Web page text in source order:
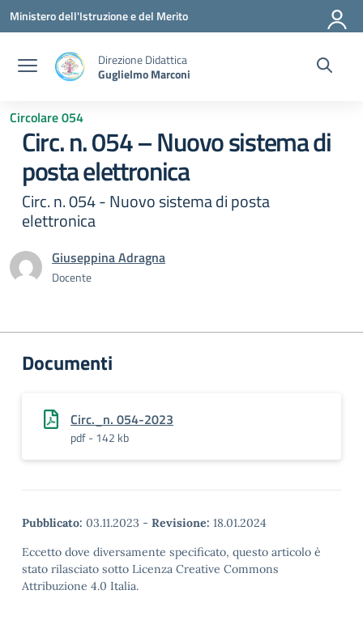
Vai ai contenuti
Vai al menu di navigazione
Vai al footer
Ministero dell'Istruzione e del Merito
Direzione Didattica
Guglielmo Marconi
Circolare 054
Circ. n. 054 – Nuovo sistema di
posta elettronica
Circ. n. 054 - Nuovo sistema di posta
elettronica
Giuseppina Adragna
Docente
Documenti
Circ._n. 054-2023
pdf - 142 kb
Pubblicato: 03.11.2023 - Revisione: 18.01.2024
Eccetto dove diversamente specificato, questo articolo è
stato rilasciato sotto Licenza Creative Commons
Attribuzione 4.0 Italia.